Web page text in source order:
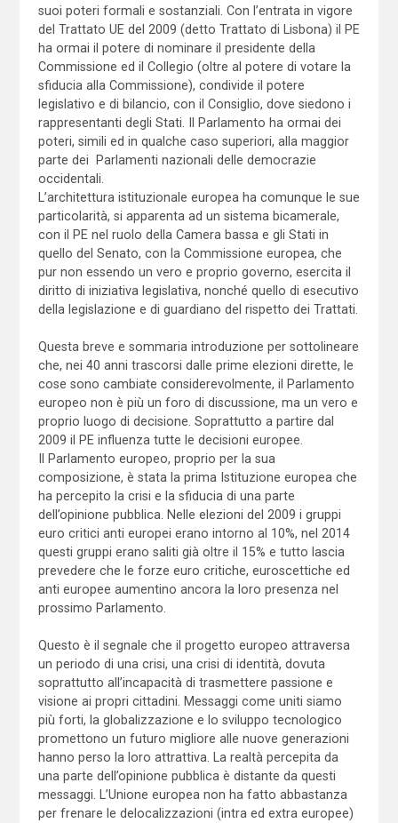
suoi poteri formali e sostanziali. Con l’entrata in vigore
del Trattato UE del 2009 (detto Trattato di Lisbona) il PE
ha ormai il potere di nominare il presidente della
Commissione ed il Collegio (oltre al potere di votare la
sfiducia alla Commissione), condivide il potere
legislativo e di bilancio, con il Consiglio, dove siedono i
rappresentanti degli Stati. Il Parlamento ha ormai dei
poteri, simili ed in qualche caso superiori, alla maggior
parte dei Parlamenti nazionali delle democrazie
occidentali.
L’architettura istituzionale europea ha comunque le sue
particolarità, si apparenta ad un sistema bicamerale,
con il PE nel ruolo della Camera bassa e gli Stati in
quello del Senato, con la Commissione europea, che
pur non essendo un vero e proprio governo, esercita il
diritto di iniziativa legislativa, nonché quello di esecutivo
della legislazione e di guardiano del rispetto dei Trattati.
Questa breve e sommaria introduzione per sottolineare
che, nei 40 anni trascorsi dalle prime elezioni dirette, le
cose sono cambiate considerevolmente, il Parlamento
europeo non è più un foro di discussione, ma un vero e
proprio luogo di decisione. Soprattutto a partire dal
2009 il PE influenza tutte le decisioni europee.
Il Parlamento europeo, proprio per la sua
composizione, è stata la prima Istituzione europea che
ha percepito la crisi e la sfiducia di una parte
dell’opinione pubblica. Nelle elezioni del 2009 i gruppi
euro critici anti europei erano intorno al 10%, nel 2014
questi gruppi erano saliti già oltre il 15% e tutto lascia
prevedere che le forze euro critiche, euroscettiche ed
anti europee aumentino ancora la loro presenza nel
prossimo Parlamento.
Questo è il segnale che il progetto europeo attraversa
un periodo di una crisi, una crisi di identità, dovuta
soprattutto all’incapacità di trasmettere passione e
visione ai propri cittadini. Messaggi come uniti siamo
più forti, la globalizzazione e lo sviluppo tecnologico
promettono un futuro migliore alle nuove generazioni
hanno perso la loro attrattiva. La realtà percepita da
una parte dell’opinione pubblica è distante da questi
messaggi. L’Unione europea non ha fatto abbastanza
per frenare le delocalizzazioni (intra ed extra europee)